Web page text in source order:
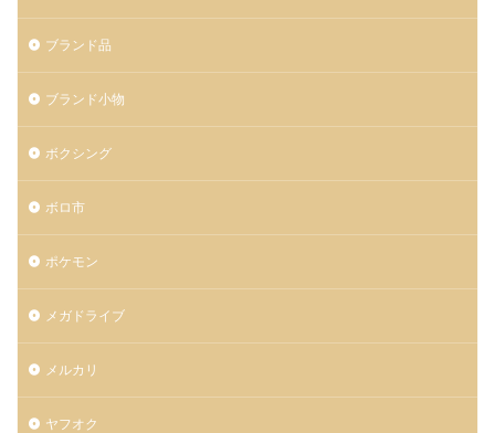
ブランド品
ブランド小物
ボクシング
ボロ市
ポケモン
メガドライブ
メルカリ
ヤフオク